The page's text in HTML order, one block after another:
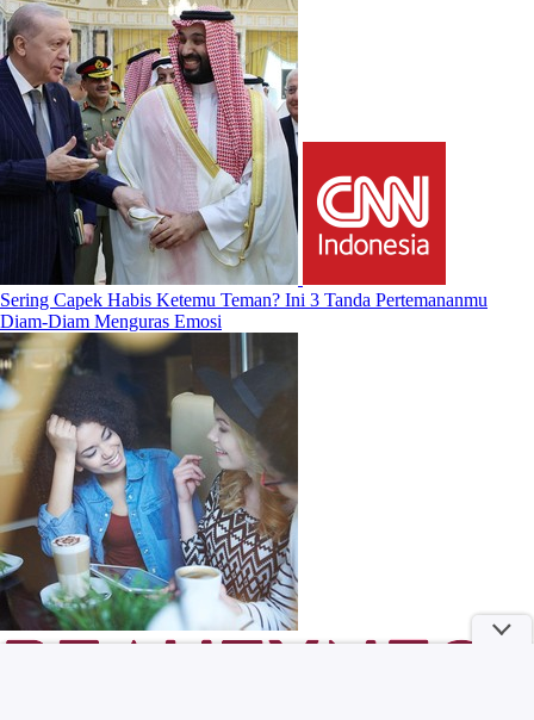
Sering Capek Habis Ketemu Teman? Ini 3 Tanda Pertemananmu
Diam-Diam Menguras Emosi